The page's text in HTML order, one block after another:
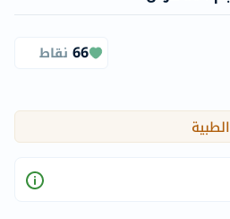
66 نقاط